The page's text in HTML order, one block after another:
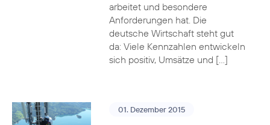
arbeitet und besondere
Anforderungen hat. Die
deutsche Wirtschaft steht gut
da: Viele Kennzahlen entwickeln
sich positiv, Umsätze und […]
01. Dezember 2015